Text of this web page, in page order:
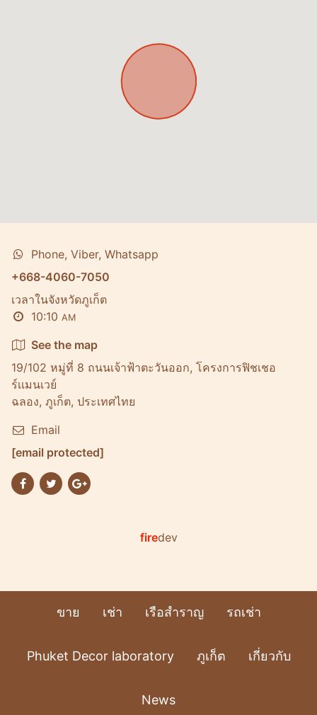
Phone, Viber, Whatsapp
+668-4060-7050
เวลาในจังหวัดภูเก็ต
10:10 AM
See the map
19/102 หมู่ที่ 8 ถนนเจ้าฟ้าตะวันออก, โครงการฟิชเชอ
ร์เเมนเวย์
ฉลอง, ภูเก็ต, ประเทศไทย
Email
[email protected]
firedev
ขาย เช่า เรือสำราญ รถเช่า
Phuket Decor laboratory ภูเก็ต เกี่ยวกับ
News